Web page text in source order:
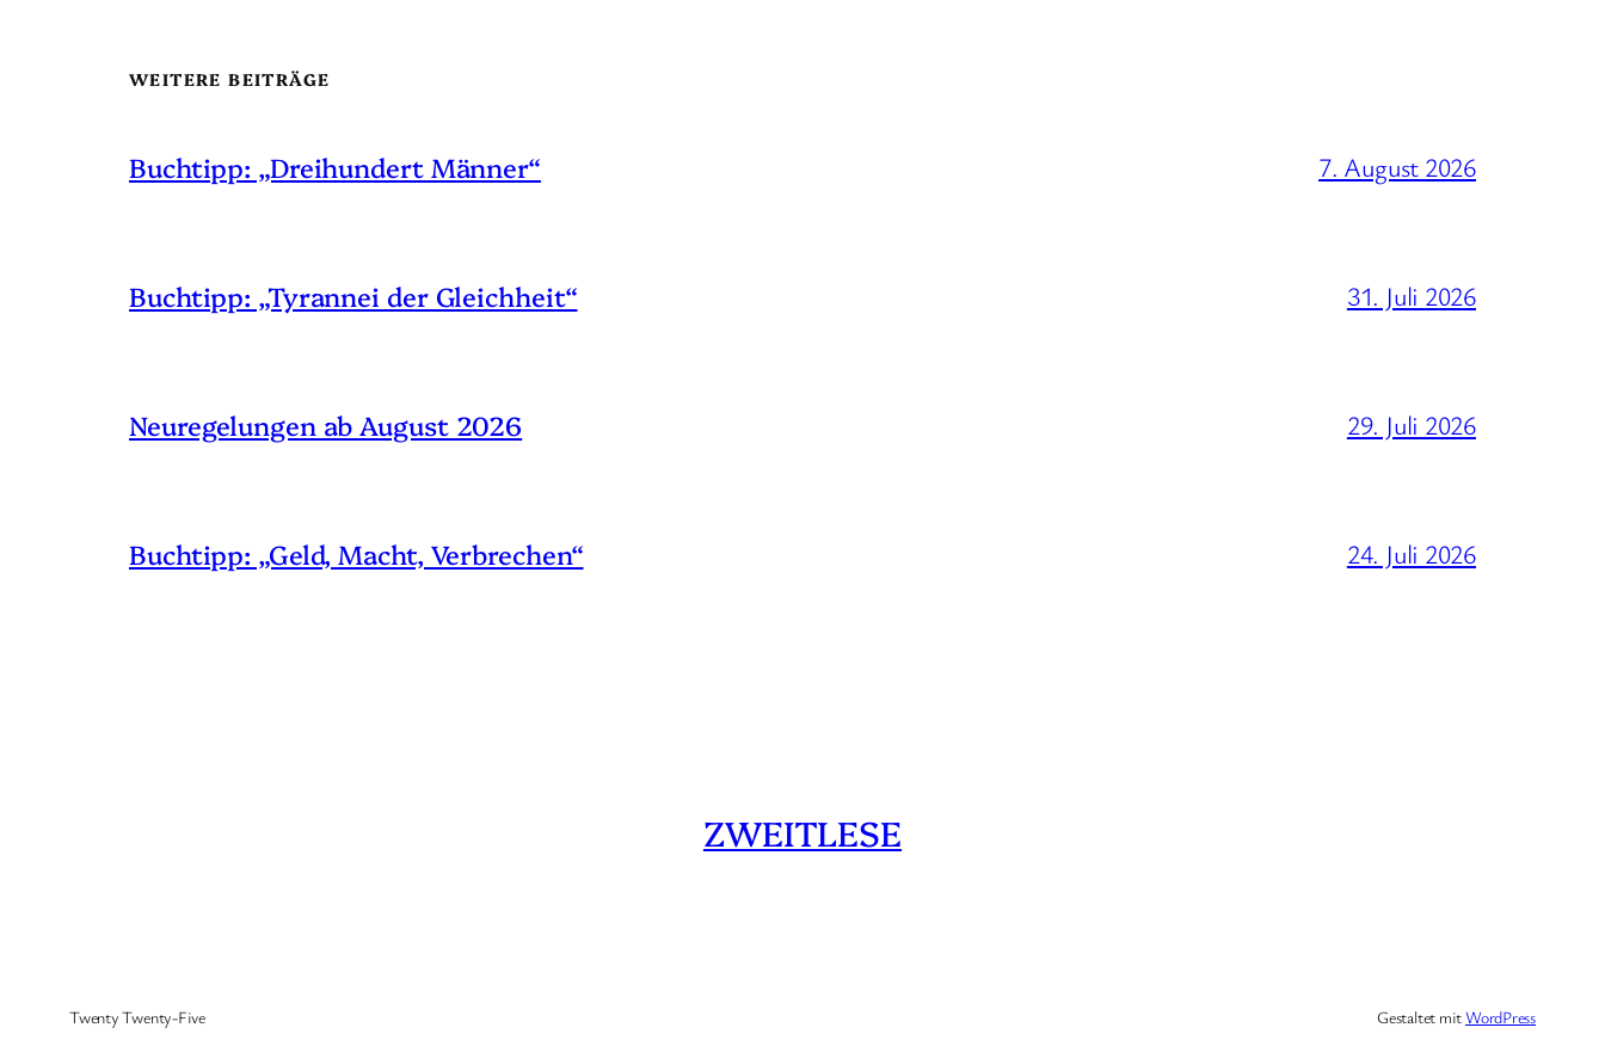
WEITERE BEITRÄGE
Buchtipp: „Dreihundert Männer“ 7. August 2026
Buchtipp: „Tyrannei der Gleichheit“ 31. Juli 2026
Neuregelungen ab August 2026 29. Juli 2026
Buchtipp: „Geld, Macht, Verbrechen“ 24. Juli 2026
ZWEITLESE
Twenty Twenty-Five Gestaltet mitWordPress